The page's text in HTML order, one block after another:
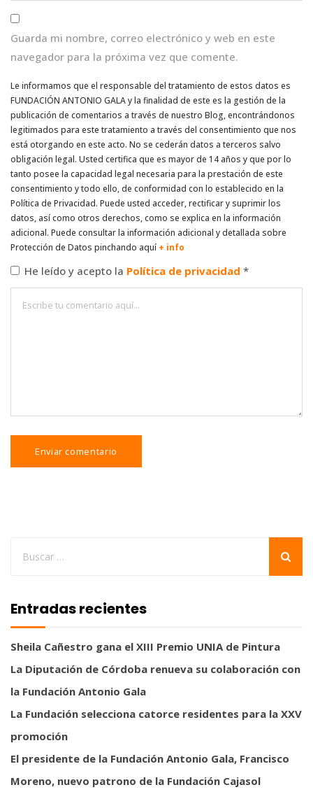
Guarda mi nombre, correo electrónico y web en este
navegador para la próxima vez que comente.
Le informamos que el responsable del tratamiento de estos datos es
FUNDACIÓN ANTONIO GALA y la finalidad de este es la gestión de la
publicación de comentarios a través de nuestro Blog, encontrándonos
legitimados para este tratamiento a través del consentimiento que nos
está otorgando en este acto. No se cederán datos a terceros salvo
obligación legal. Usted certifica que es mayor de 14 años y que por lo
tanto posee la capacidad legal necesaria para la prestación de este
consentimiento y todo ello, de conformidad con lo establecido en la
Política de Privacidad. Puede usted acceder, rectificar y suprimir los
datos, así como otros derechos, como se explica en la información
adicional. Puede consultar la información adicional y detallada sobre
Protección de Datos pinchando aquí + info
He leído y acepto la Política de privacidad *
Entradas recientes
Sheila Cañestro gana el XIII Premio UNIA de Pintura
La Diputación de Córdoba renueva su colaboración con
la Fundación Antonio Gala
La Fundación selecciona catorce residentes para la XXV
promoción
El presidente de la Fundación Antonio Gala, Francisco
Moreno, nuevo patrono de la Fundación Cajasol